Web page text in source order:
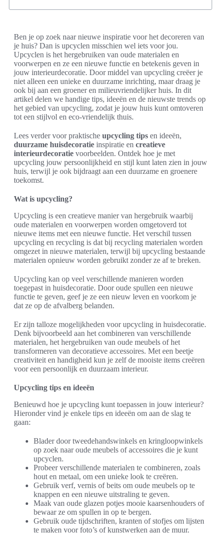
Ben je op zoek naar nieuwe inspiratie voor het decoreren van
je huis? Dan is upcyclen misschien wel iets voor jou.
Upcyclen is het hergebruiken van oude materialen en
voorwerpen en ze een nieuwe functie en betekenis geven in
jouw interieurdecoratie. Door middel van upcycling creëer je
niet alleen een unieke en duurzame inrichting, maar draag je
ook bij aan een groener en milieuvriendelijker huis. In dit
artikel delen we handige tips, ideeën en de nieuwste trends op
het gebied van upcycling, zodat je jouw huis kunt omtoveren
tot een stijlvol en eco-vriendelijk thuis.
Lees verder voor praktische upcycling tips en ideeën,
duurzame huisdecoratie inspiratie en creatieve
interieurdecoratie voorbeelden. Ontdek hoe je met
upcycling jouw persoonlijkheid en stijl kunt laten zien in jouw
huis, terwijl je ook bijdraagt aan een duurzame en groenere
toekomst.
Wat is upcycling?
Upcycling is een creatieve manier van hergebruik waarbij
oude materialen en voorwerpen worden omgetoverd tot
nieuwe items met een nieuwe functie. Het verschil tussen
upcycling en recycling is dat bij recycling materialen worden
omgezet in nieuwe materialen, terwijl bij upcycling bestaande
materialen opnieuw worden gebruikt zonder ze af te breken.
Upcycling kan op veel verschillende manieren worden
toegepast in huisdecoratie. Door oude spullen een nieuwe
functie te geven, geef je ze een nieuw leven en voorkom je
dat ze op de afvalberg belanden.
Er zijn talloze mogelijkheden voor upcycling in huisdecoratie.
Denk bijvoorbeeld aan het combineren van verschillende
materialen, het hergebruiken van oude meubels of het
transformeren van decoratieve accessoires. Met een beetje
creativiteit en handigheid kun je zelf de mooiste items creëren
voor een persoonlijk en duurzaam interieur.
Upcycling tips en ideeën
Benieuwd hoe je upcycling kunt toepassen in jouw interieur?
Hieronder vind je enkele tips en ideeën om aan de slag te
gaan:
Blader door tweedehandswinkels en kringloopwinkels
op zoek naar oude meubels of accessoires die je kunt
upcyclen.
Probeer verschillende materialen te combineren, zoals
hout en metaal, om een unieke look te creëren.
Gebruik verf, vernis of beits om oude meubels op te
knappen en een nieuwe uitstraling te geven.
Maak van oude glazen potjes mooie kaarsenhouders of
bewaar ze om spullen in op te bergen.
Gebruik oude tijdschriften, kranten of stofjes om lijsten
te maken voor foto’s of kunstwerken aan de muur.